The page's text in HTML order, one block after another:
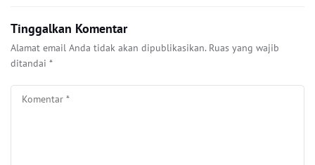
Tinggalkan Komentar
Alamat email Anda tidak akan dipublikasikan. Ruas yang wajib
ditandai *